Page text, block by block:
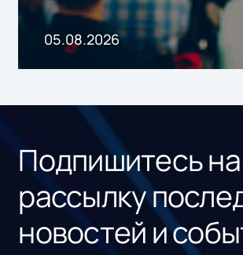
05.08.2026
Подпишитесь
рассылку
новостей и